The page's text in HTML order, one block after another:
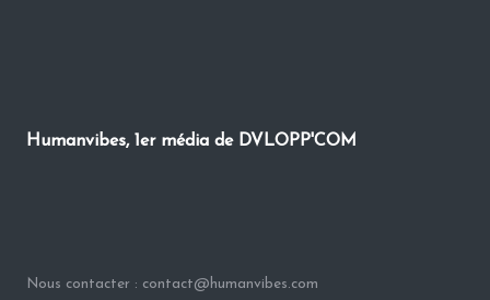
Humanvibes, 1er média de DVLOPP'COM
Nous contacter : contact@humanvibes.com